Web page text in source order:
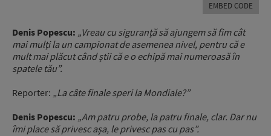
EMBED CODE
Denis Popescu: „Vreau cu siguranță să ajungem să fim cât
mai mulți la un campionat de asemenea nivel, pentru că e
mult mai plăcut când știi că e o echipă mai numeroasă în
spatele tău”.
Reporter: „La câte finale speri la Mondiale?”
Denis Popescu: „Am patru probe, la patru finale, clar. Dar nu
îmi place să privesc așa, le privesc pas cu pas”.